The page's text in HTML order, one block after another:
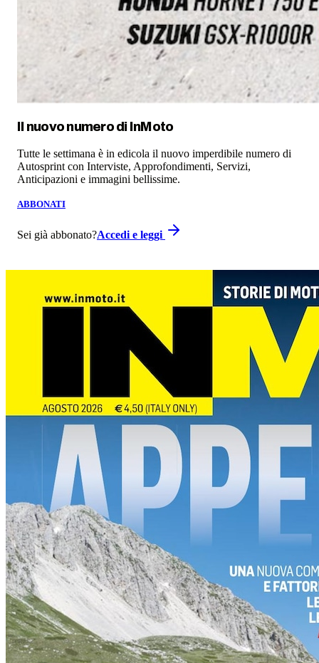
Il nuovo numero di InMoto
Tutte le settimana è in edicola il nuovo imperdibile numero di
Autosprint con Interviste, Approfondimenti, Servizi,
Anticipazioni e immagini bellissime.
ABBONATI
Sei già abbonato?Accedi e leggi